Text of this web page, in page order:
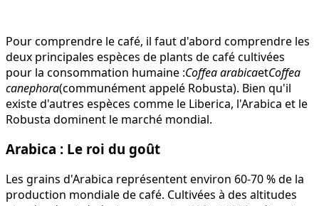
Pour comprendre le café, il faut d'abord comprendre les
deux principales espèces de plants de café cultivées
pour la consommation humaine :Coffea arabicaetCoffea
canephora(communément appelé Robusta). Bien qu'il
existe d'autres espèces comme le Liberica, l'Arabica et le
Robusta dominent le marché mondial.
Arabica : Le roi du goût
Les grains d'Arabica représentent environ 60-70 % de la
production mondiale de café. Cultivées à des altitudes